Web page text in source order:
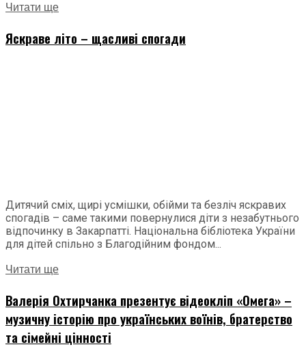
Читати ще
Яскраве літо – щасливі спогади
Дитячий сміх, щирі усмішки, обійми та безліч яскравих
спогадів – саме такими повернулися діти з незабутнього
відпочинку в Закарпатті. Національна бібліотека України
для дітей спільно з Благодійним фондом...
Читати ще
Валерія Охтирчанка презентує відеокліп «Омега» –
музичну історію про українських воїнів, братерство
та сімейні цінності